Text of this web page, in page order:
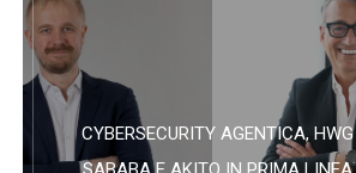
CYBERSECURITY AGENTICA, HWG